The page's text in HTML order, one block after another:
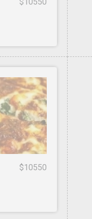
$10550